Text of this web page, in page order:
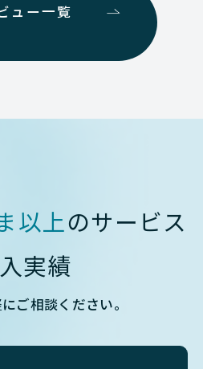
ュー一覧
以上のサービス
実績
ご相談ください。